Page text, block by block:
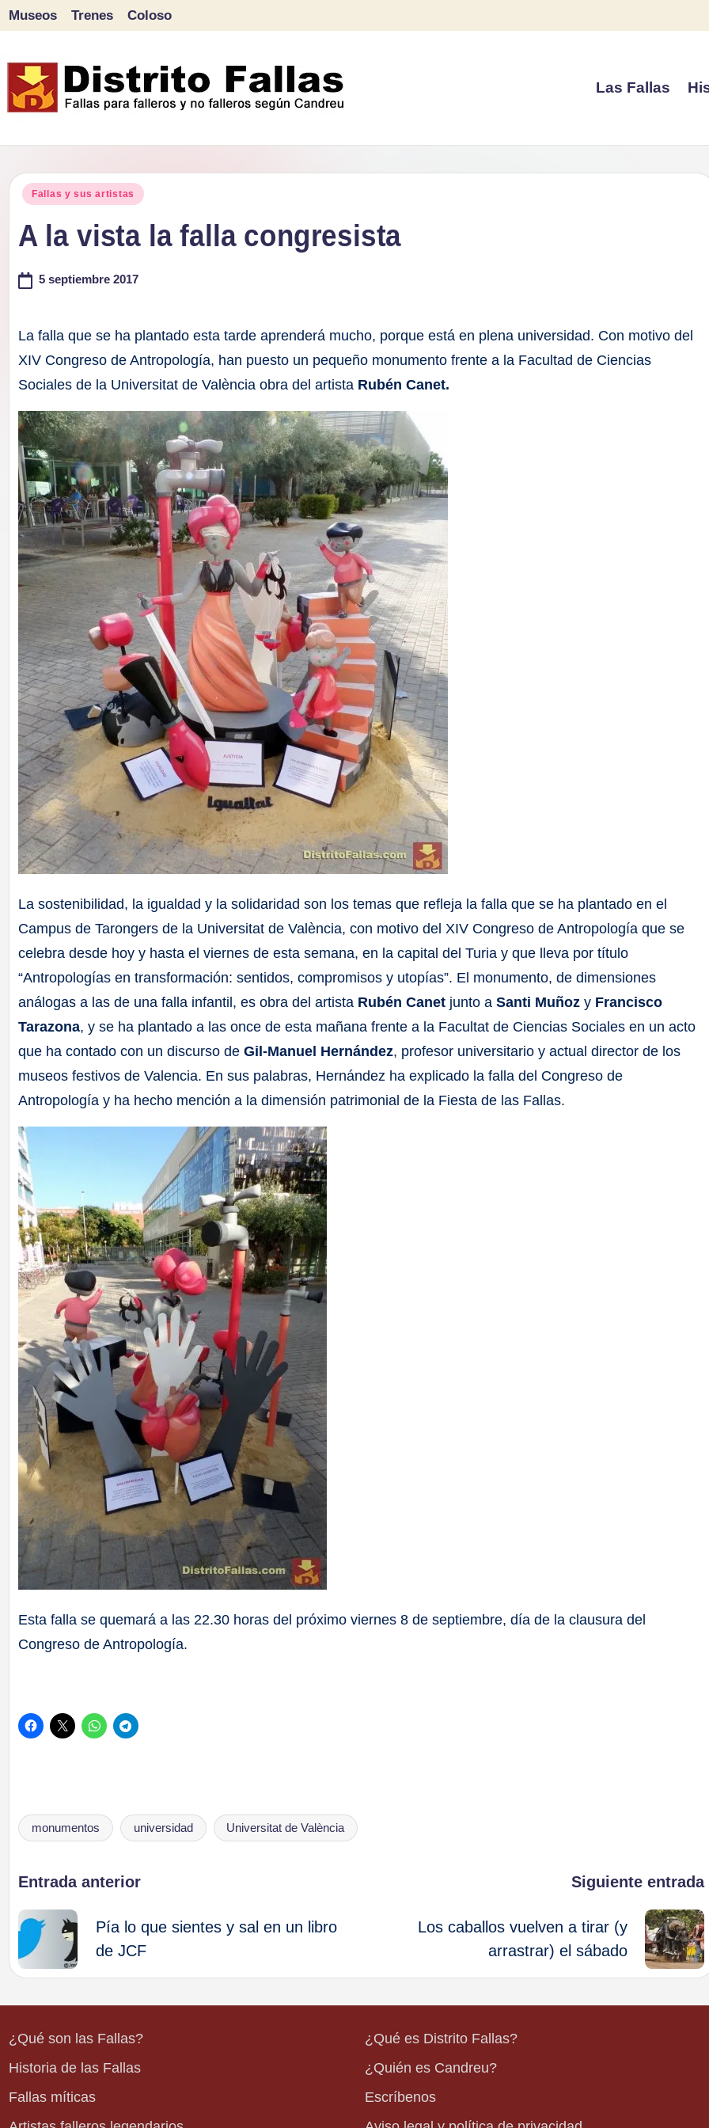
contenido
Museos Trenes Coloso
Las Fallas
Publicado
Fallas y sus artistas
A la vista la falla congresista
5 septiembre 2017
La falla que se ha plantado esta tarde aprenderá mucho, porque está en plena universidad. Con motivo del
XIV Congreso de Antropología, han puesto un pequeño monumento frente a la Facultad de Ciencias
Sociales de la Universitat de València obra del artista Rubén Canet.
La sostenibilidad, la igualdad y la solidaridad son los temas que refleja la falla que se ha plantado en el
Campus de Tarongers de la Universitat de València, con motivo del XIV Congreso de Antropología que se
celebra desde hoy y hasta el viernes de esta semana, en la capital del Turia y que lleva por título
“Antropologías en transformación: sentidos, compromisos y utopías”. El monumento, de dimensiones
análogas a las de una falla infantil, es obra del artista Rubén Canet junto aSanti Muñoz y Francisco
Tarazona, y se ha plantado a las once de esta mañana frente a la Facultat de Ciencias Sociales en un acto
que ha contado con un discurso deGil-Manuel Hernández, profesor universitario y actual director de los
museos festivos de Valencia. En sus palabras, Hernández ha explicado la falla del Congreso de
Antropología y ha hecho mención a la dimensión patrimonial de la Fiesta de las Fallas.
Esta falla se quemará a las 22.30 horas del próximo viernes 8 de septiembre, día de la clausura del
Congreso de Antropología.
Etiquetas:
monumentos universidad Universitat de València
Navegación
de
entradas
Entrada anterior
Pía lo que sientes y sal en un libro
de JCF
Siguiente entrada
Los caballos vuelven a tirar (y
arrastrar) el sábado
¿Qué son las Fallas?
Historia de las Fallas
Fallas míticas
¿Qué es Distrito Fallas?
¿Quién es Candreu?
Escríbenos